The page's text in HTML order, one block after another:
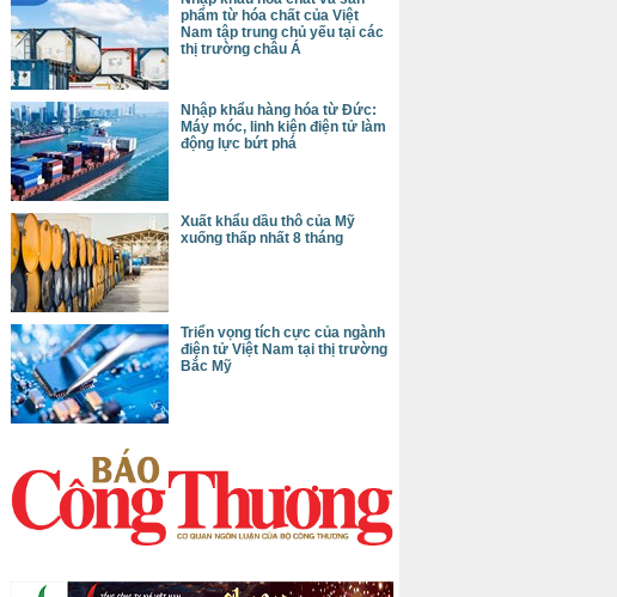
phẩm từ hóa chất của Việt
Nam tập trung chủ yếu tại các
thị trường châu Á
Nhập khẩu hàng hóa từ Đức:
Máy móc, linh kiện điện tử làm
động lực bứt phá
Xuất khẩu dầu thô của Mỹ
xuống thấp nhất 8 tháng
Triển vọng tích cực của ngành
điện tử Việt Nam tại thị trường
Bắc Mỹ